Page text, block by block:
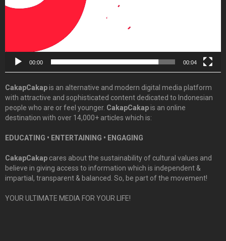
00:00 00:04
CakapCakapis an alternative and modern digital media platform
with attractive and sophisticated content dedicated to Indonesian
people who are or feel younger. CakapCakapis an online
destination with over 14,000+ articles which is:
EDUCATING • ENTERTAINING • ENGAGING
CakapCakap cares about the sustainability of cultural values and
believe in giving access to information which is independent &
impartial, transparent & balanced. So, be part of the movement!
YOUR ULTIMATE MEDIA FOR YOUR LIFE!